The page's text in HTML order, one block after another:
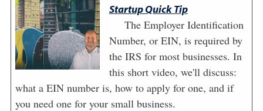
Startup Quick Tip
The Employer Identification
Number, or EIN, is required by
the IRS for most businesses. In
this short video, we'll discuss:
what a EIN number is, how to apply for one, and if
you need one for your small business.